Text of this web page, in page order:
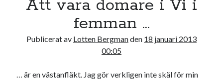
21 22 23 24 25 26 27
31
Att vara domare i Vi i
femman …
Publicerat av Lotten Bergmanden 18 januari 2013
00:05
… är en västanfläkt. Jag gör verkligen inte skäl för min